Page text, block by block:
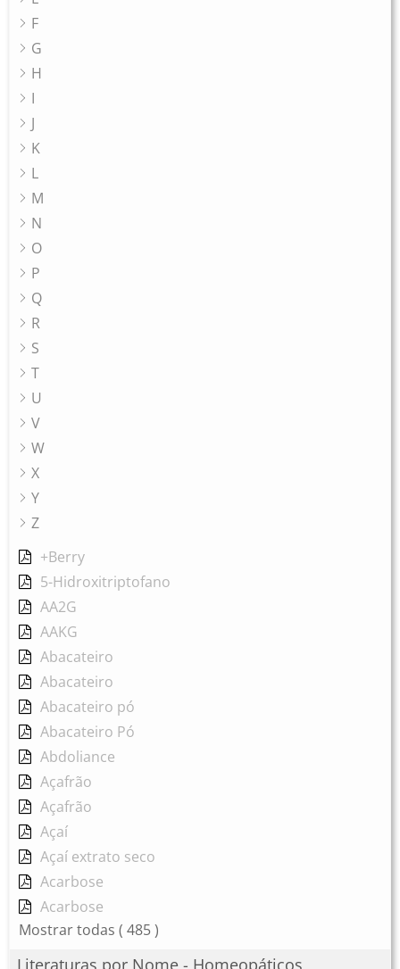
F
G
H
I
J
K
L
M
N
O
P
Q
R
S
T
U
V
W
X
Y
Z
+Berry
5-Hidroxitriptofano
AA2G
AAKG
Abacateiro
Abacateiro
Abacateiro pó
Abacateiro Pó
Abdoliance
Açafrão
Açafrão
Açaí
Açaí extrato seco
Acarbose
Acarbose
Mostrar todas ( 485 )